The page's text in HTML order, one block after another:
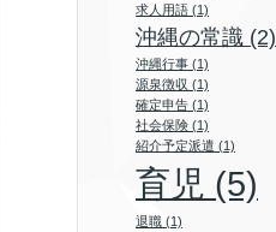
求人用語 (1)
沖縄の常識 (2)
沖縄行事 (1)
源泉徴収 (1)
確定申告 (1)
社会保険 (1)
紹介予定派遣 (1)
育児 (5)
退職 (1)